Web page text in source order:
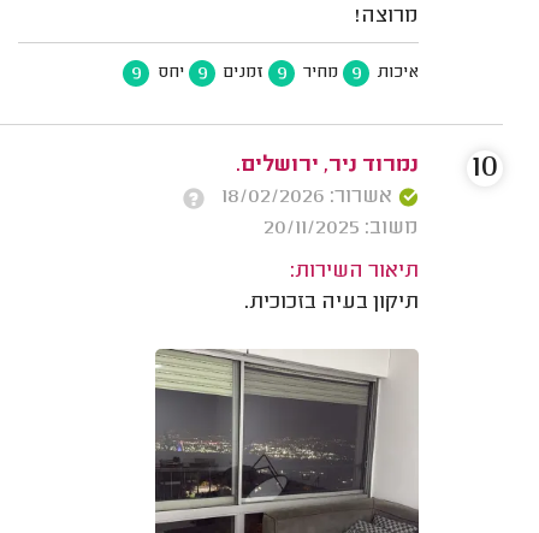
מרוצה!
איכות 9 מחיר 9 זמנים 9 יחס 9
נמרוד ניר, ירושלים.
אשרור: 18/02/2026
משוב: 20/11/2025
תיאור השירות:
תיקון בעיה בזכוכית.
10